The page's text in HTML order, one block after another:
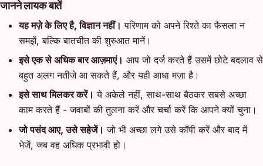
जानने लायक बातें
यह मज़े के लिए है, विज्ञान नहीं। परिणाम को अपने रिश्ते का फैसला न
समझें, बल्कि बातचीत की शुरुआत मानें।
इसे एक से अधिक बार आज़माएं। आप जो दर्ज करते हैं उसमें छोटे बदलाव से
बहुत अलग नतीजे आ सकते हैं, और यही आधा मज़ा है।
इसे साथ मिलकर करें। ये अकेले नहीं, साथ-साथ बैठकर सबसे अच्छा
काम करते हैं - जवाबों की तुलना करें और चर्चा करें कि आपने क्यों चुना।
जो पसंद आए, उसे सहेजें। जो भी अच्छा लगे उसे कॉपी करें और बाद में
भेजें, जब वह अधिक प्रभावी हो।